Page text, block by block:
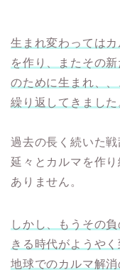
生まれ変わっては
を作り、またその
のために生まれ、
繰り返してきました
過去の長く続いた
延々とカルマを作
ありません。
しかし、もうその
きる時代がようやく
地球でのカルマ解